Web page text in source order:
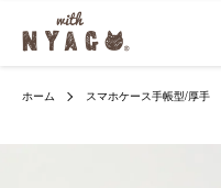
ホーム スマホケース手帳型/厚手